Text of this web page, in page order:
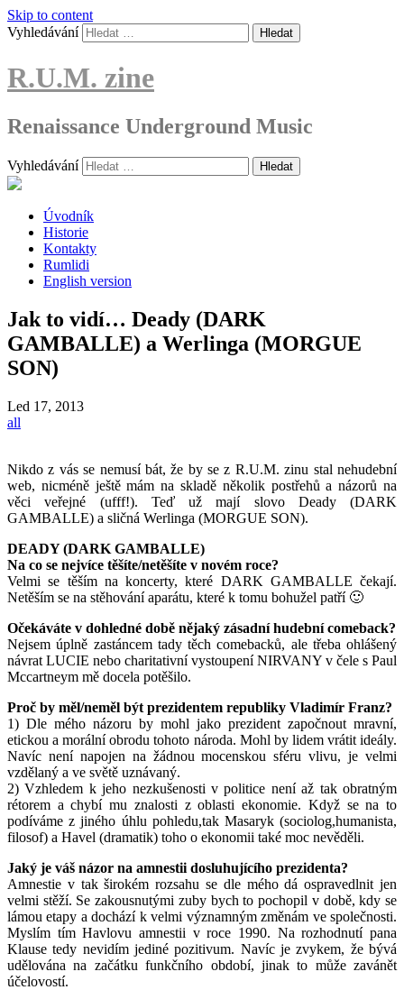
Skip to content
Vyhledávání
R.U.M. zine
Renaissance Underground Music
Vyhledávání
Úvodník
Historie
Kontakty
Rumlidi
English version
Jak to vidí… Deady (DARK
GAMBALLE) a Werlinga (MORGUE
SON)
Led 17, 2013
all
Nikdo z vás se nemusí bát, že by se z R.U.M. zinu stal nehudební
web, nicméně ještě mám na skladě několik postřehů a názorů na
věci veřejné (ufff!). Teď už mají slovo Deady (DARK
GAMBALLE) a sličná Werlinga (MORGUE SON).
DEADY (DARK GAMBALLE)
Na co se nejvíce těšíte/netěšíte v novém roce?
Velmi se těším na koncerty, které DARK GAMBALLE čekají.
Netěším se na stěhování aparátu, které k tomu bohužel patří 🙂
Očekáváte v dohledné době nějaký zásadní hudební comeback?
Nejsem úplně zastáncem tady těch comebacků, ale třeba ohlášený
návrat LUCIE nebo charitativní vystoupení NIRVANY v čele s Paul
Mccartneym mě docela potěšilo.
Proč by měl/neměl být prezidentem republiky Vladimír Franz?
1) Dle mého názoru by mohl jako prezident započnout mravní,
etickou a morální obrodu tohoto národa. Mohl by lidem vrátit ideály.
Navíc není napojen na žádnou mocenskou sféru vlivu, je velmi
vzdělaný a ve světě uznávaný.
2) Vzhledem k jeho nezkušenosti v politice není až tak obratným
rétorem a chybí mu znalosti z oblasti ekonomie. Když se na to
podíváme z jiného úhlu pohledu,tak Masaryk (sociolog,humanista,
filosof) a Havel (dramatik) toho o ekonomii také moc nevěděli.
Jaký je váš názor na amnestii dosluhujícího prezidenta?
Amnestie v tak širokém rozsahu se dle mého dá ospravedlnit jen
velmi stěží. Se zakousnutými zuby bych to pochopil v době, kdy se
lámou etapy a dochází k velmi významným změnám ve společnosti.
Myslím tím Havlovu amnestii v roce 1990. Na rozhodnutí pana
Klause tedy nevidím jediné pozitivum. Navíc je zvykem, že bývá
udělována na začátku funkčního období, jinak to může zavánět
účelovostí.